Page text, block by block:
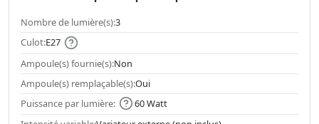
Nombre de lumière(s):3
Culot:E27
Ampoule(s) fournie(s):Non
Ampoule(s) remplaçable(s):Oui
Puissance par lumière:
60 Watt